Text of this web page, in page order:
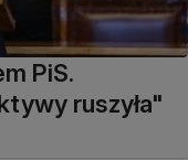
PiS.
ruszyła"